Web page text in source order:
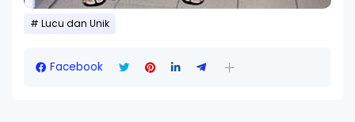
Lucu dan Unik
Facebook